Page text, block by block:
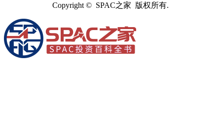
Copyright © SPAC之家 版权所有.